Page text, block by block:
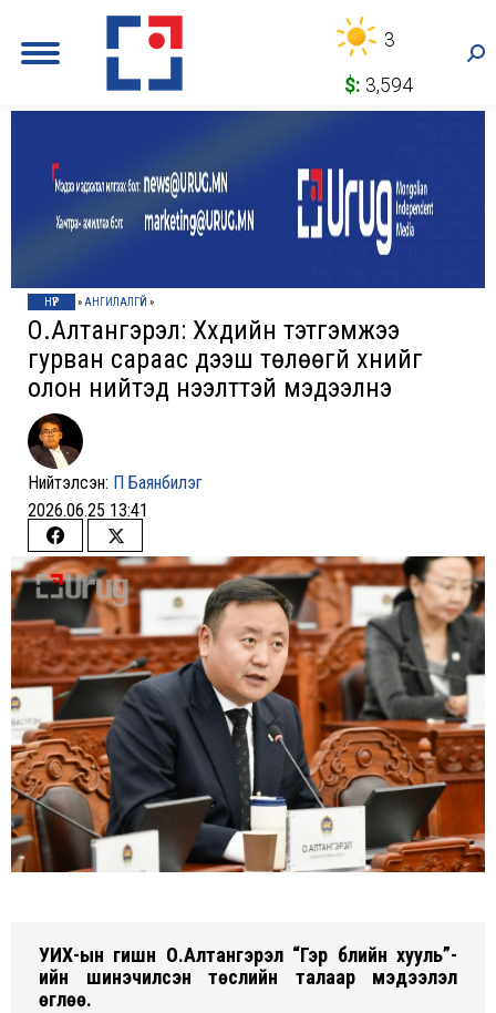
3
$: 3,594
НҮҮР » АНГИЛАЛГҮЙ »
О.Алтангэрэл: Хүүхдийн тэтгэмжээ
гурван сараас дээш төлөөгүй хүнийг
олон нийтэд нээлттэй мэдээлнэ
Нийтэлсэн: П Баянбилэг
2026.06.25 13:41
Share
on
Facebook
Share
on
Twitter
УИХ-ын гишүүн О.Алтангэрэл “Гэр бүлийн хууль”-
ийн шинэчилсэн төслийн талаар мэдээлэл
өглөө.